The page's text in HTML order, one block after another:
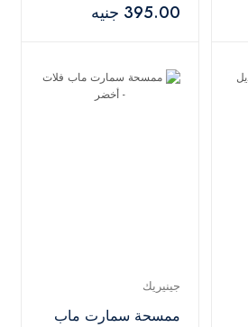
395.00 جنيه
جينيريك
ممسحة سمارت ماب